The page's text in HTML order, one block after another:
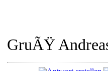
GruÃŸ